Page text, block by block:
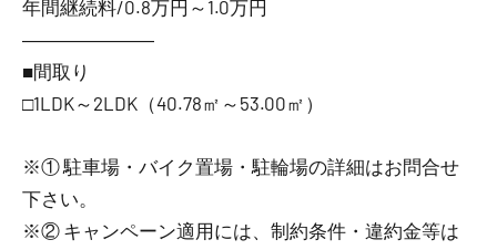
年間継続料/0.8万円～1.0万円
―――――――
■間取り
□1LDK～2LDK（40.78㎡～53.00㎡）
※① 駐車場・バイク置場・駐輪場の詳細はお問合せ
下さい。
※② キャンペーン適用には、制約条件・違約金等は